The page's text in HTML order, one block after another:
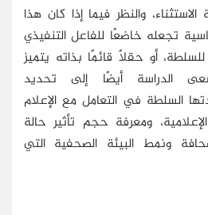
والنظر فيما إذا كان هذا
تجعله خاضعًا للفاعل التنفيذي
للسلطة، أو حقلًا قائمًا بذاته يتميز
الدراسة أيضًا إلى تحديد
السلطة في التعامل مع الإعلام
ومعرفة حجم تأثير حالة
ونمط البيئة الصحفية التي